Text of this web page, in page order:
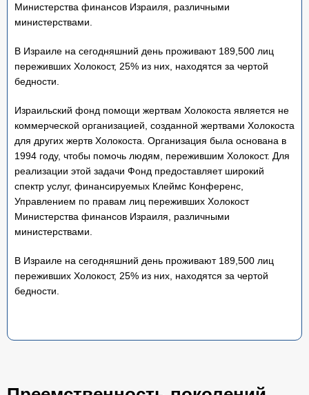
Министерства финансов Израиля, различными
министерствами.
В Израиле на сегодняшний день проживают 189,500 лиц
переживших Холокост, 25% из них, находятся за чертой
бедности.
Израильский фонд помощи жертвам Холокоста является не
коммерческой организацией, созданной жертвами Холокоста
для других жертв Холокоста. Организация была основана в
1994 году, чтобы помочь людям, пережившим Холокост. Для
реализации этой задачи Фонд предоставляет широкий
спектр услуг, финансируемых Клеймс Конференс,
Управлением по правам лиц переживших Холокост
Министерства финансов Израиля, различными
министерствами.
В Израиле на сегодняшний день проживают 189,500 лиц
переживших Холокост, 25% из них, находятся за чертой
бедности.